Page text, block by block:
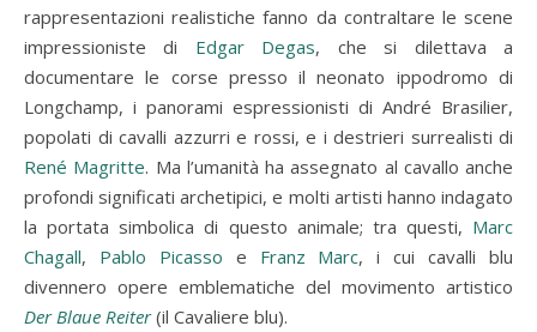
rappresentazioni realistiche fanno da contraltare le scene
impressioniste di Edgar Degas, che si dilettava a
documentare le corse presso il neonato ippodromo di
Longchamp, i panorami espressionisti di André Brasilier,
popolati di cavalli azzurri e rossi, e i destrieri surrealisti di
René Magritte. Ma l’umanità ha assegnato al cavallo anche
profondi significati archetipici, e molti artisti hanno indagato
la portata simbolica di questo animale; tra questi, Marc
Chagall, Pablo Picasso e Franz Marc, i cui cavalli blu
divennero opere emblematiche del movimento artistico
Der Blaue Reiter(il Cavaliere blu).